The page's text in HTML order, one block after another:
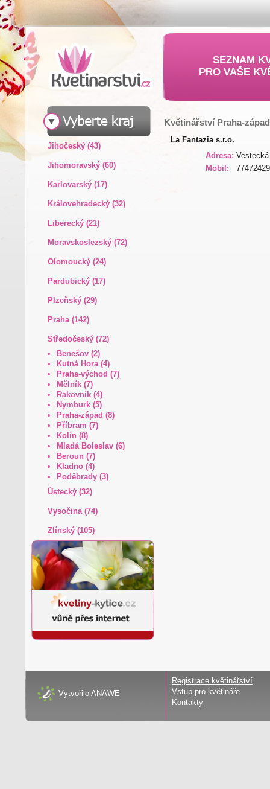
SEZNAM
PRO VAŠE
Jihočeský (43)
Jihomoravský (60)
Karlovarský (17)
Královehradecký (32)
Liberecký (21)
Moravskoslezský (72)
Olomoucký (24)
Pardubický (17)
Plzeňský (29)
Praha (142)
Středočeský (72)
Benešov (2)
Kutná Hora (4)
Praha-východ (7)
Mělník (7)
Rakovník (4)
Nymburk (5)
Praha-západ (8)
Příbram (7)
Kolín (8)
Mladá Boleslav (6)
Beroun (7)
Kladno (4)
Poděbrady (3)
Ústecký (32)
Vysočina (74)
Zlínský (105)
Květinářství Praha-západ
La Fantazia s.r.o.
Adresa:
Mobil:
Vytvořilo ANAWE
Registrace květinářství
Vstup pro květináře
Kontakty